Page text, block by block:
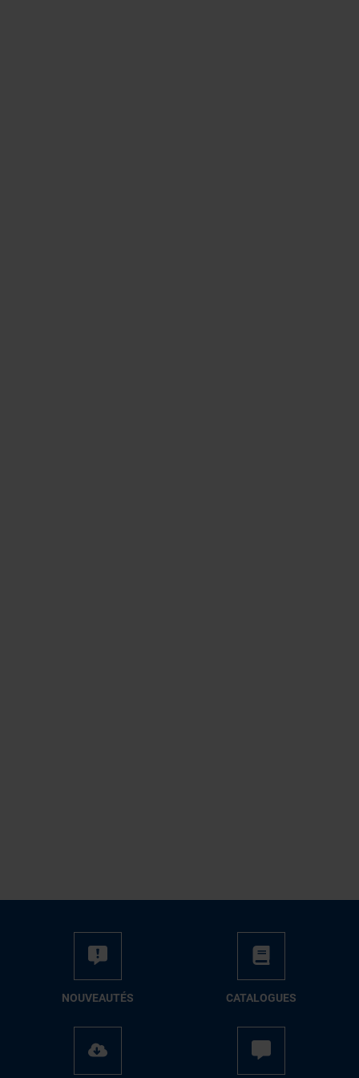
NOUVEAUTÉS CATALOGUES